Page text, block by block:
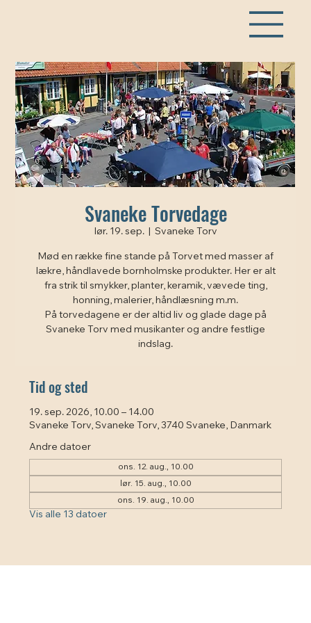
Svaneke Torvedage
lør. 19. sep.
  |
Svaneke Torv
Mød en række fine stande på Torvet med masser af
lækre, håndlavede bornholmske produkter. Her er alt
fra strik til smykker, planter, keramik, vævede ting,
honning, malerier, håndlæsning m.m.
På torvedagene er der altid liv og glade dage på
Svaneke Torv med musikanter og andre festlige
indslag.
Tid og sted
19. sep. 2026, 10.00 – 14.00
Svaneke Torv, Svaneke Torv, 3740 Svaneke, Danmark
Andre datoer
ons. 12. aug., 10.00
lør. 15. aug., 10.00
ons. 19. aug., 10.00
Vis alle 13 datoer